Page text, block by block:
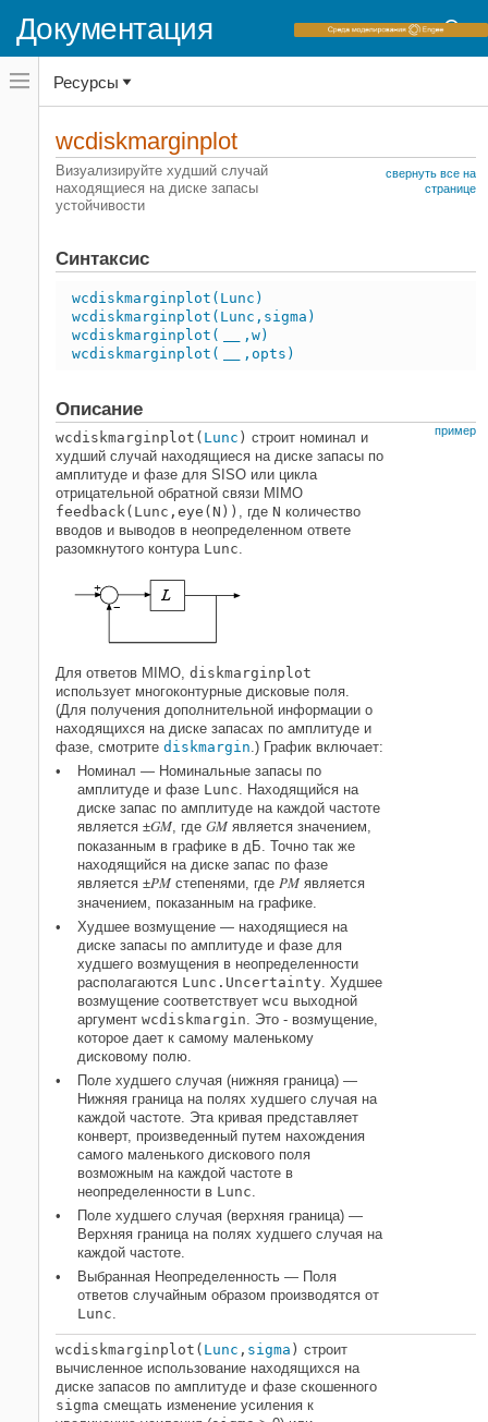
Документация
Переключатель
навигационного
меню
переключатель
навигационного
Robust Control Toolbox
Неопределенный системный анализ
Находящиеся на диске запасы по
wcdiskmarginplot
НА ЭТОЙ СТРАНИЦЕ
Синтаксис
Смотрите также
Ресурсы
wcdiskmarginplot
Визуализируйте худший случай
находящиеся на диске запасы
устойчивости
свернуть все на
странице
Синтаксис
wcdiskmarginplot(Lunc)
wcdiskmarginplot(Lunc,sigma)
wcdiskmarginplot(
,w)
wcdiskmarginplot(
,opts)
Описание
пример
wcdiskmarginplot( Lunc ) строит номинал и
худший случай находящиеся на диске запасы по
амплитуде и фазе для SISO или цикла
отрицательной обратной связи MIMO
feedback(Lunc,eye(N)) , где N количество
вводов и выводов в неопределенном ответе
разомкнутого контура Lunc.
Для ответов MIMO, diskmarginplot
использует многоконтурные дисковые поля.
(Для получения дополнительной информации о
находящихся на диске запасах по амплитуде и
фазе, смотрите diskmargin.) График включает:
Номинал — Номинальные запасы по
амплитуде и фазе Lunc. Находящийся на
диске запас по амплитуде на каждой частоте
является ±GM, где GM является значением,
показанным в графике в дБ. Точно так же
находящийся на диске запас по фазе
является ±PM степенями, где PM является
значением, показанным на графике.
Худшее возмущение — находящиеся на
диске запасы по амплитуде и фазе для
худшего возмущения в неопределенности
располагаются Lunc.Uncertainty. Худшее
возмущение соответствует wcu выходной
аргумент wcdiskmargin. Это - возмущение,
которое дает к самому маленькому
дисковому полю.
Поле худшего случая (нижняя граница) —
Нижняя граница на полях худшего случая на
каждой частоте. Эта кривая представляет
конверт, произведенный путем нахождения
самого маленького дискового поля
возможным на каждой частоте в
неопределенности в Lunc.
Поле худшего случая (верхняя граница) —
Верхняя граница на полях худшего случая на
каждой частоте.
Выбранная Неопределенность — Поля
ответов случайным образом производятся от
Lunc.
wcdiskmarginplot( Lunc , sigma ) строит
вычисленное использование находящихся на
диске запасов по амплитуде и фазе скошенного
sigma смещать изменение усиления к